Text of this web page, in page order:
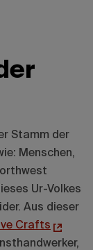
Stamm der
Menschen,
Ur-Volkes
Aus dieser
Crafts